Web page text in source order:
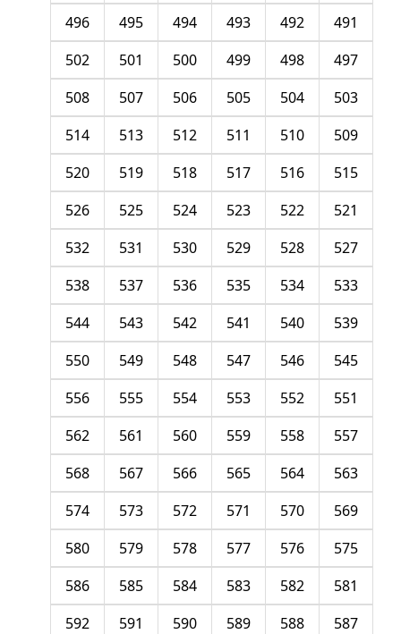
491
492
493
494
495
496
497
498
499
500
501
502
503
504
505
506
507
508
509
510
511
512
513
514
515
516
517
518
519
520
521
522
523
524
525
526
527
528
529
530
531
532
533
534
535
536
537
538
539
540
541
542
543
544
545
546
547
548
549
550
551
552
553
554
555
556
557
558
559
560
561
562
563
564
565
566
567
568
569
570
571
572
573
574
575
576
577
578
579
580
581
582
583
584
585
586
587
588
589
590
591
592